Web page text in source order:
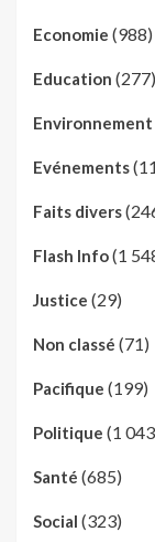
Economie (988)
Education (277)
Environnement
Evénements
Faits divers
Flash Info(1
Justice (29)
Non classé (71)
Pacifique (199)
Politique (1
Santé (685)
Social (323)